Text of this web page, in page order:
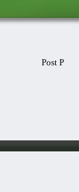
Post P